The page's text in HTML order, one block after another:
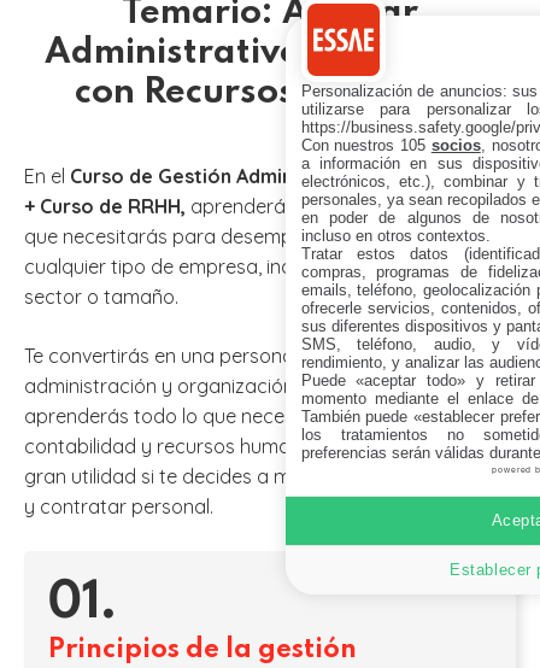
Temario: Auxiliar
Administrativo y Contable
con Recursos Humanos
En el Curso de Gestión Administrativa, Contabilidad
+ Curso de RRHH, aprenderás todos los conceptos
que necesitarás para desempeñar tu trabajo en
cualquier tipo de empresa, independientemente de su
sector o tamaño.
Te convertirás en una persona experta en la
administración y organización de empresas. Además,
aprenderás todo lo que necesitas saber sobre
contabilidad y recursos humanos, lo que te será de
gran utilidad si te decides a montar tu propia empresa
y contratar personal.
01.
Principios de la gestión
Personalización de anuncios:
utilizarse para personalizar
https://business.safety.google/
Con nuestros 105 socios,
a información en sus
electrónicos, etc.), combinar y
personales, ya sean recopilados
en poder de algunos de
incluso en otros contextos.
Tratar estos datos
compras, programas de
emails, teléfono,
ofrecerle servicios, contenidos,
sus diferentes dispositivos y
SMS, teléfono, audio, y
rendimiento, y analizar las
Puede «aceptar todo» y
momento mediante el enlace
También puede «establecer
los tratamientos no
preferencias serán válidas
powered
Establecer